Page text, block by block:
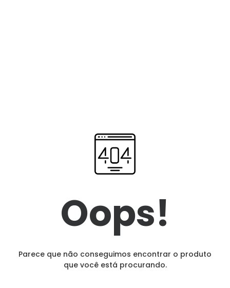
Oops!
Parece que não conseguimos encontrar o produto
que você está procurando.